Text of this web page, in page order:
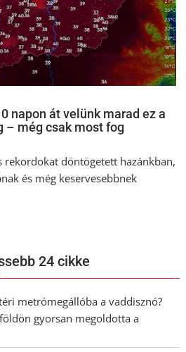
napon át velünk marad ez a
– még csak most fog
rekordokat döntögetett hazánkban,
és még keservesebbnek
24 cikke
metrómegállóba a vaddisznó?
gyorsan megoldotta a